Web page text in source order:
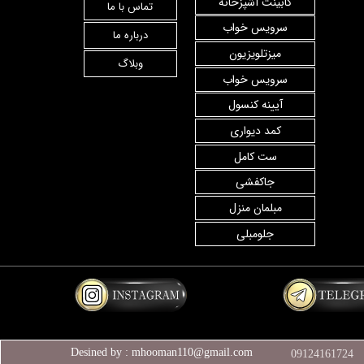
تماس با ما
درباره ما
وبلاگ
سرویس خواب
میزتلویزیون
سرویس خواب
آیینه کنسول
کمد دیواری
ست کامل
جاکفشی
مبلمان منزل
جلومبلی
Desined by : mhooman110@gmail.com 09124161724